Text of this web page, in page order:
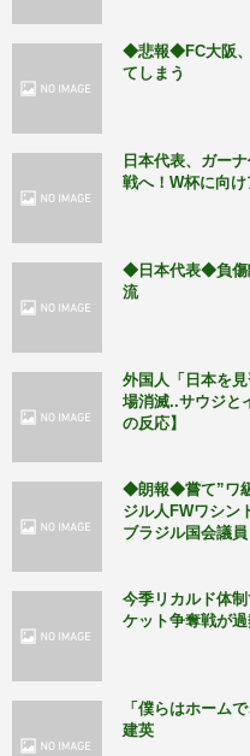
◆悲報◆FC大阪、
てしまう
日本代表、ガー
戦へ！W杯に向け
◆日本代表◆負傷
流
外国人「日本を
場消滅..サウジと
の反応】
◆朗報◆嘗て”ワ
ジル人FWワシン
ブラジル国会議員
今季リカルド体
ケット争奪戦が
「僕らはホーム
建英